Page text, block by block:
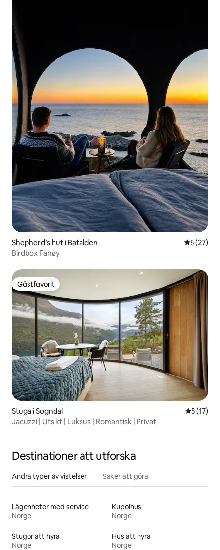
Shepherd’s hut i Batalden 5 av 5 i
5 (27)
Birdbox Fanøy
Gästfavorit
Gästfavorit
Stuga i Sogndal 5 av 5 i
5 (17)
Jacuzzi | Utsikt | Luksus | Romantisk | Privat
Destinationer att utforska
Andra typer av vistelser Saker att göra
Lägenheter med service
Norge
Kupolhus
Norge
Stugor att hyra
Norge
Hus att hyra
Norge